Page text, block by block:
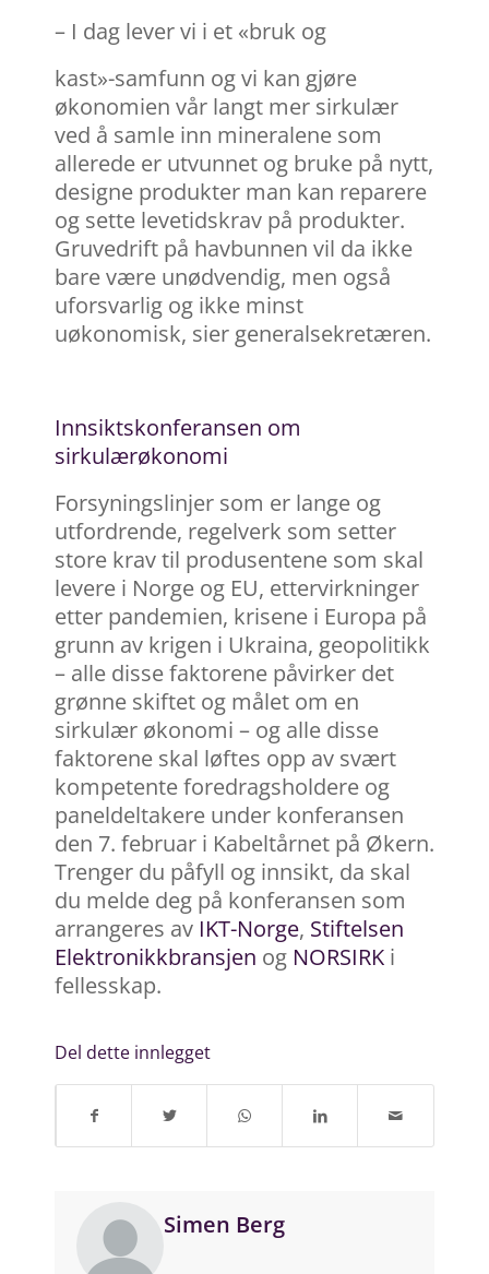
– I dag lever vi i et «bruk og
kast»-samfunn og vi kan gjøre
økonomien vår langt mer sirkulær
ved å samle inn mineralene som
allerede er utvunnet og bruke på nytt,
designe produkter man kan reparere
og sette levetidskrav på produkter.
Gruvedrift på havbunnen vil da ikke
bare være unødvendig, men også
uforsvarlig og ikke minst
uøkonomisk, sier generalsekretæren.
Innsiktskonferansen om
sirkulærøkonomi
Forsyningslinjer som er lange og
utfordrende, regelverk som setter
store krav til produsentene som skal
levere i Norge og EU, ettervirkninger
etter pandemien, krisene i Europa på
grunn av krigen i Ukraina, geopolitikk
– alle disse faktorene påvirker det
grønne skiftet og målet om en
sirkulær økonomi – og alle disse
faktorene skal løftes opp av svært
kompetente foredragsholdere og
paneldeltakere under konferansen
den 7. februar i Kabeltårnet på Økern.
Trenger du påfyll og innsikt, da skal
du melde deg på konferansen som
arrangeres av IKT-Norge, Stiftelsen
Elektronikkbransjen og NORSIRK i
fellesskap.
Del dette innlegget
Simen Berg